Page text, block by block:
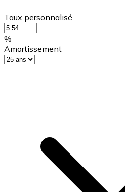
Taux personnalisé
%
Amortissement